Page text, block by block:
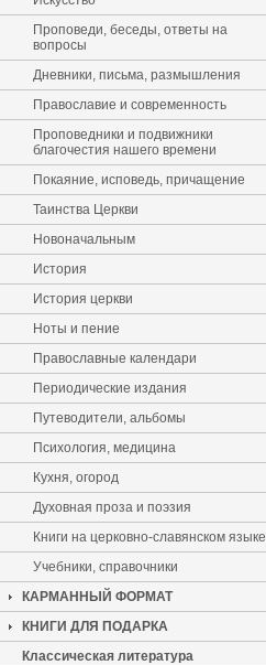
Проповеди, беседы, ответы на
вопросы
Дневники, письма, размышления
Православие и современность
Проповедники и подвижники
благочестия нашего времени
Покаяние, исповедь, причащение
Таинства Церкви
Новоначальным
История
История церкви
Ноты и пение
Православные календари
Периодические издания
Путеводители, альбомы
Психология, медицина
Кухня, огород
Духовная проза и поэзия
Книги на церковно-славянском языке
Учебники, справочники
КАРМАННЫЙ ФОРМАТ
КНИГИ ДЛЯ ПОДАРКА
Классическая литература